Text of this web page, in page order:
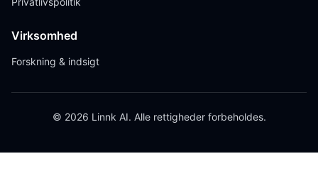
Virksomhed
Forskning & indsigt
© 2026 Linnk AI. Alle rettigheder forbeholdes.